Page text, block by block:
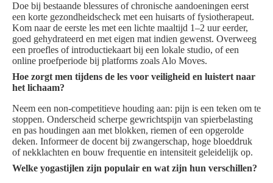
Doe bij bestaande blessures of chronische aandoeningen eerst
een korte gezondheidscheck met een huisarts of fysiotherapeut.
Kom naar de eerste les met een lichte maaltijd 1–2 uur eerder,
goed gehydrateerd en met eigen mat indien gewenst. Overweeg
een proefles of introductiekaart bij een lokale studio, of een
online proefperiode bij platforms zoals Alo Moves.
Hoe zorgt men tijdens de les voor veiligheid en luistert naar
het lichaam?
Neem een non-competitieve houding aan: pijn is een teken om te
stoppen. Onderscheid scherpe gewrichtspijn van spierbelasting
en pas houdingen aan met blokken, riemen of een opgerolde
deken. Informeer de docent bij zwangerschap, hoge bloeddruk
of nekklachten en bouw frequentie en intensiteit geleidelijk op.
Welke yogastijlen zijn populair en wat zijn hun verschillen?